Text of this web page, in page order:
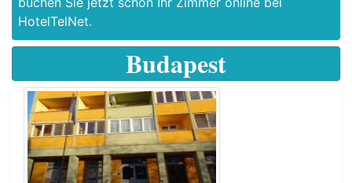
HotelTelNet.
Budapest